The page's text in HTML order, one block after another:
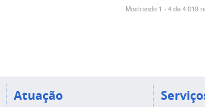
Mostrando 1 - 4 de 4.019
Atuação